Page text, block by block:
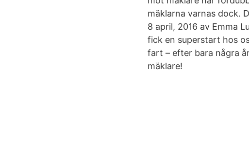
mäklarna varnas dock.
8 april, 2016 av Emma
fick en superstart hos
fart – efter bara några
mäklare!